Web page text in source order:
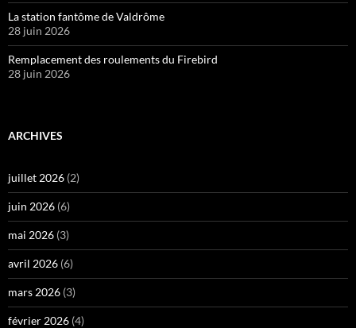
La station fantôme de Valdrôme
28 juin 2026
Remplacement des roulements du Firebird
28 juin 2026
ARCHIVES
juillet 2026 (2)
juin 2026 (6)
mai 2026 (3)
avril 2026 (6)
mars 2026 (3)
février 2026 (4)